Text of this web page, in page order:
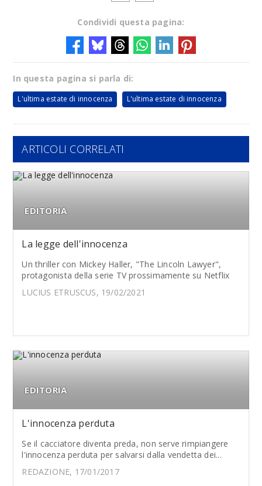
Condividi questa pagina:
In questa pagina si parla di:
L'ultima estate di innocenza L'ultima estate di innocenza
ARTICOLI CORRELATI
EDITORIA
La legge dell'innocenza
Un thriller con Mickey Haller, "The Lincoln Lawyer",
protagonista della serie TV prossimamente su Netflix
LUCIUS ETRUSCUS, 19/02/2021
EDITORIA
L'innocenza perduta
Se il cacciatore diventa preda, non serve rimpiangere
l'innocenza perduta per salvarsi dalla vendetta dei...
REDAZIONE, 17/01/2017